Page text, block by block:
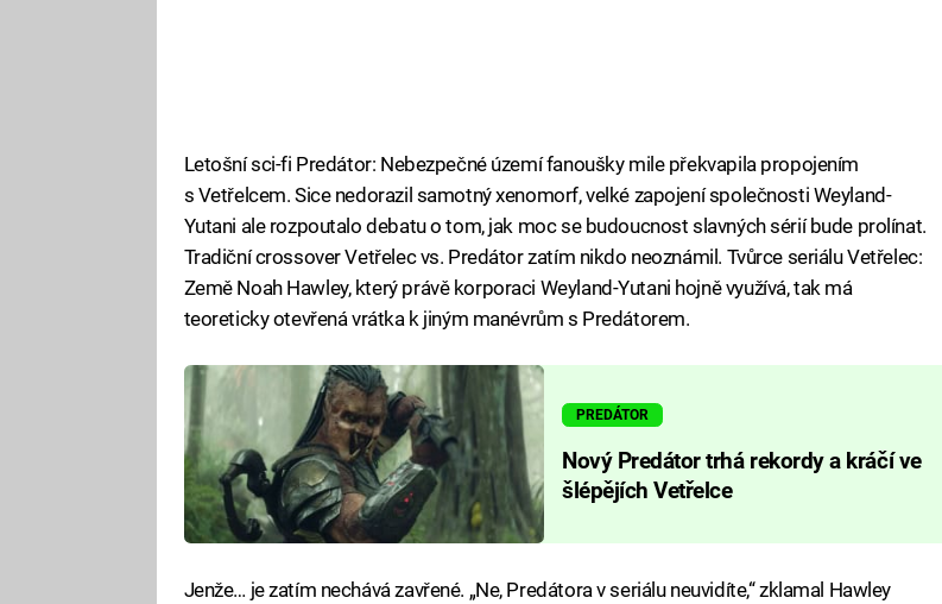
Letošní sci-fi Predátor: Nebezpečné území fanoušky mile překvapila propojením
s Vetřelcem. Sice nedorazil samotný xenomorf, velké zapojení společnosti Weyland-
Yutani ale rozpoutalo debatu o tom, jak moc se budoucnost slavných sérií bude prolínat.
Tradiční crossover Vetřelec vs. Predátor zatím nikdo neoznámil. Tvůrce seriálu Vetřelec:
Země Noah Hawley, který právě korporaci Weyland-Yutani hojně využívá, tak má
teoreticky otevřená vrátka k jiným manévrům s Predátorem.
PREDÁTOR
Nový Predátor trhá rekordy a kráčí ve
šlépějích Vetřelce
Jenže… je zatím nechává zavřené. „Ne, Predátora v seriálu neuvidíte,“ zklamal Hawley